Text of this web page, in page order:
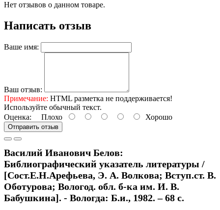
Нет отзывов о данном товаре.
Написать отзыв
Ваше имя:
Ваш отзыв:
Примечание: HTML разметка не поддерживается!
Используйте обычный текст.
Оценка: Плохо Хорошо
Отправить отзыв
Василий Иванович Белов:
Библиографический указатель литературы /
[Сост.Е.Н.Арефьева, Э. А. Волкова; Вступ.ст. В.
Оботурова; Вологод. обл. б-ка им. И. В.
Бабушкина]. - Вологда: Б.и., 1982. – 68 с.